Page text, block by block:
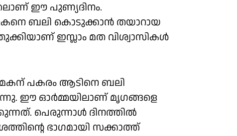
ഈ പുണ്യദിനം.
മകനെ ബലി കൊടുക്കാന്‍ തയാറായ
ഇസ്ലാം മത വിശ്വാസികള്‍
പകരം ആടിനെ ബലി
ഈ ഓർമ്മയിലാണ് മൃഗങ്ങളെ
പെരുന്നാൾ ദിനത്തിൽ
ഭാഗമായി സക്കാത്ത്